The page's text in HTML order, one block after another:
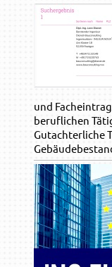
und
beruflichen
Gutachterliche